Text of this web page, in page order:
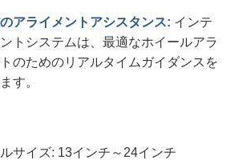
アライメントアシスタンス: インテ
トシステムは、最適なホイールアラ
のためのリアルタイムガイダンスを
す。
サイズ: 13インチ～24インチ